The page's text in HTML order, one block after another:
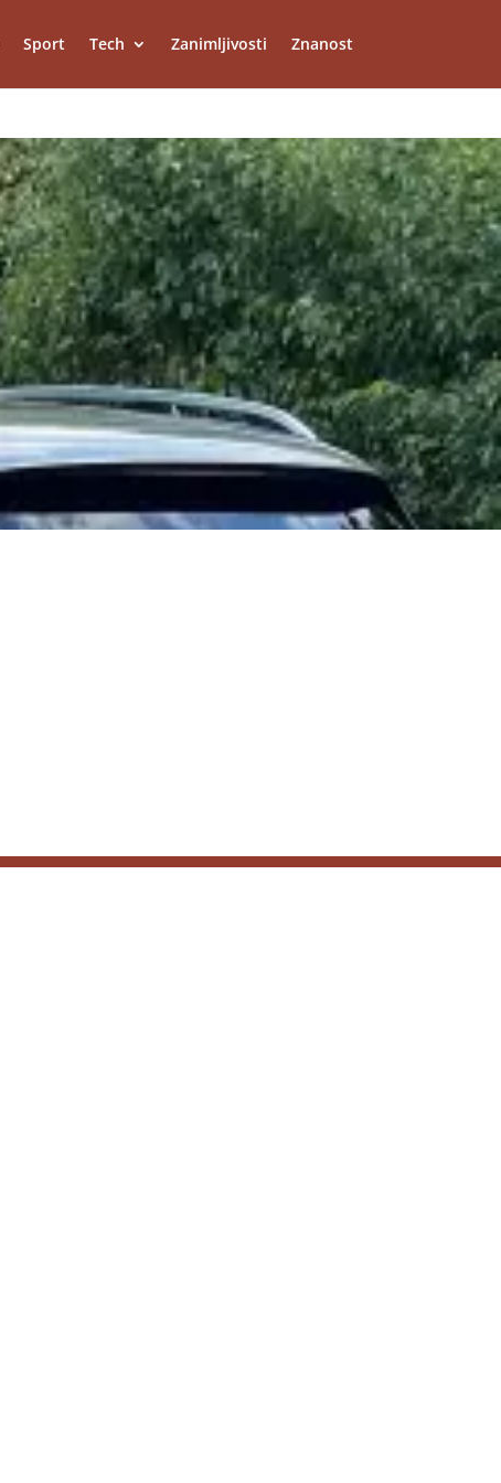
Sport Tech Zanimljivosti Znanost